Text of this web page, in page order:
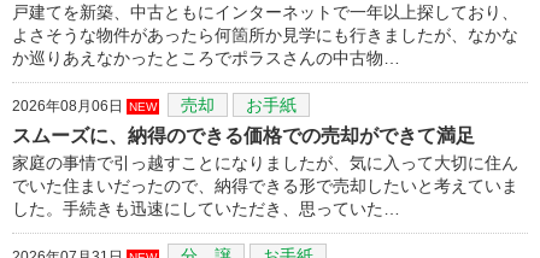
戸建てを新築、中古ともにインターネットで一年以上探しており、
よさそうな物件があったら何箇所か見学にも行きましたが、なかな
か巡りあえなかったところでポラスさんの中古物…
2026年08月06日 NEW 売却 お手紙
スムーズに、納得のできる価格での売却ができて満足
家庭の事情で引っ越すことになりましたが、気に入って大切に住ん
でいた住まいだったので、納得できる形で売却したいと考えていま
した。手続きも迅速にしていただき、思っていた…